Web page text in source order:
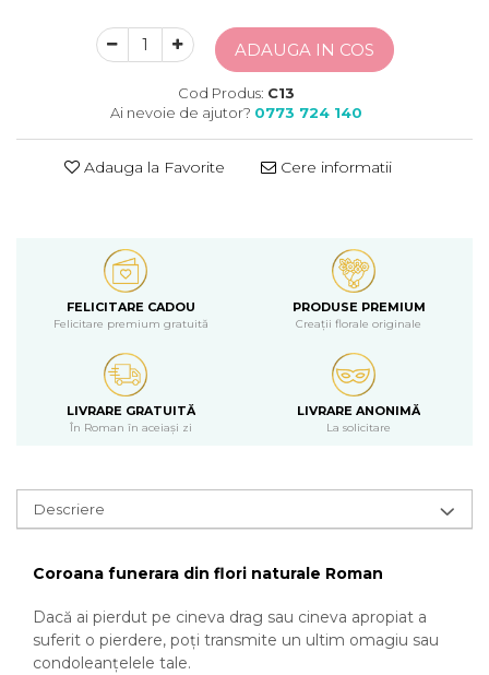
ADAUGA IN COS
Cod Produs: C13
Ai nevoie de ajutor? 0773 724 140
Adauga la Favorite Cere informatii
FELICITARE CADOU
Felicitare premium gratuită
PRODUSE PREMIUM
Creații florale originale
LIVRARE GRATUITĂ
În Roman în aceiași zi
LIVRARE ANONIMĂ
La solicitare
Descriere
Coroana funerara din flori naturale Roman
Dacă ai pierdut pe cineva drag sau cineva apropiat a
suferit o pierdere, poți transmite un ultim omagiu sau
condoleanțelele tale.